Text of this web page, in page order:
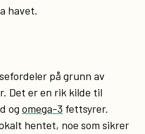
havet.
på grunn av
Det er en rik kilde til
og omega-3 fettsyrer.
hentet, noe som sikrer